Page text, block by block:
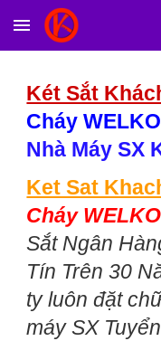
Skip to main content
Két Sắt
Cháy
Nhà Máy SX
Ket Sat
Cháy
Sắt Ngân
Tín Trên 30
ty luôn đặt
máy SX